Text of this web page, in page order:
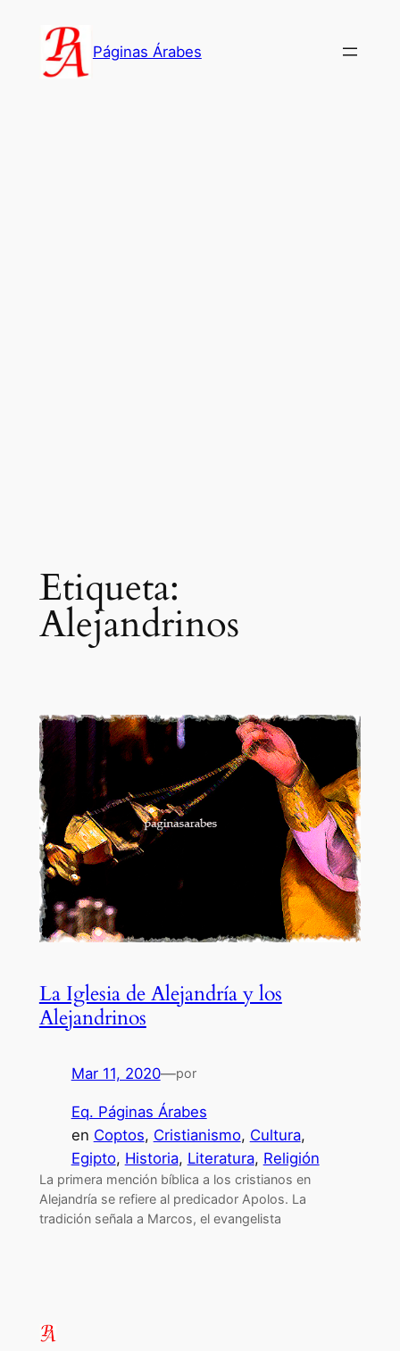
contenido
Páginas Árabes
Etiqueta:
Alejandrinos
La Iglesia de Alejandría y los
Alejandrinos
Mar 11, 2020—por
Eq. Páginas Árabes
en Coptos, Cristianismo, Cultura
Egipto, Historia, Literatura, Religión
La primera mención bíblica a los cristianos en
Alejandría se refiere al predicador Apolos. La
tradición señala a Marcos, el evangelista